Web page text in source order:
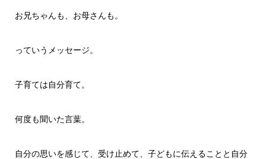
お兄ちゃんも、お母さんも。
っていうメッセージ。
子育ては自分育て。
何度も聞いた言葉。
自分の思いを感じて、受け止めて、子どもに伝えることと自分